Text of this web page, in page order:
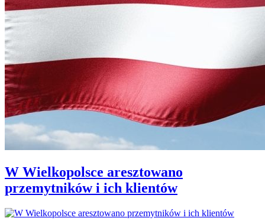
W Wielkopolsce aresztowano
przemytników i ich klientów